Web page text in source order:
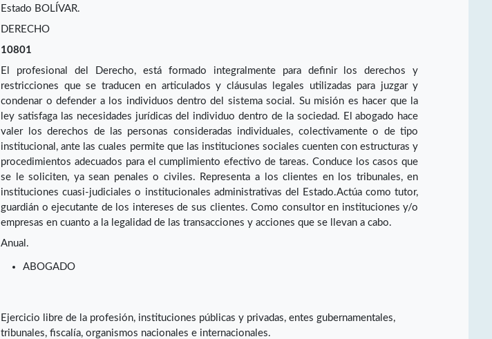
Estado BOLÍVAR.
DERECHO
10801
El profesional del Derecho, está formado integralmente para definir los derechos y
restricciones que se traducen en articulados y cláusulas legales utilizadas para juzgar y
condenar o defender a los individuos dentro del sistema social. Su misión es hacer que la
ley satisfaga las necesidades jurídicas del individuo dentro de la sociedad. El abogado hace
valer los derechos de las personas consideradas individuales, colectivamente o de tipo
institucional, ante las cuales permite que las instituciones sociales cuenten con estructuras y
procedimientos adecuados para el cumplimiento efectivo de tareas. Conduce los casos que
se le soliciten, ya sean penales o civiles. Representa a los clientes en los tribunales, en
instituciones cuasi-judiciales o institucionales administrativas del Estado.Actúa como tutor,
guardián o ejecutante de los intereses de sus clientes. Como consultor en instituciones y/o
empresas en cuanto a la legalidad de las transacciones y acciones que se llevan a cabo.
Anual.
ABOGADO
Ejercicio libre de la profesión, instituciones públicas y privadas, entes gubernamentales,
tribunales, fiscalía, organismos nacionales e internacionales.